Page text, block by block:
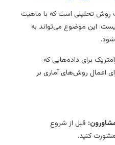
روش تحلیلی است که با ماهیت
این موضوع می‌تواند به
شود.
برای داده‌هایی که
اعمال روش‌های آماری بر
قبل از شروع
مشورت کنید.